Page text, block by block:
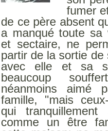
fumer
de ce père absent
a manqué toute sa
et sectaire, ne
partir de la sortie
avec elle et sa
beaucoup
néanmoins
famille, "mais
qui tranquillement
comme un être